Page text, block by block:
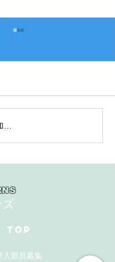
クラス 関西団
回中央決勝
…
ズ
TOP
入部員募集